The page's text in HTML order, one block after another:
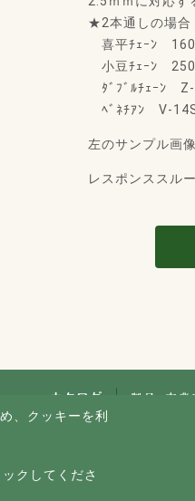
★2本通しの場合
喜平ﾁｪｰﾝ
小豆ﾁｪｰﾝ
ﾀﾞﾌﾞﾙﾁｪｰﾝ Z-
ﾍﾞﾈﾁｱﾝ V-
左のサンプル画
レスポンススル
スマートフォン
サイト
、クッキーを利
クしてくださ